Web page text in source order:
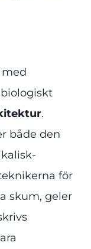
.
både den
för
skum, geler